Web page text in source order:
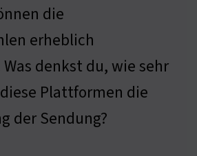
die
erheblich
denkst du, wie sehr
Plattformen die
der Sendung?